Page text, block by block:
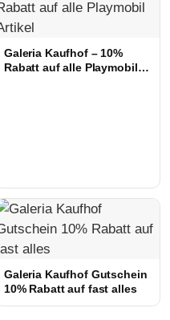
Galeria Kaufhof – 10%
Rabatt auf alle Playmobil
Galeria Kaufhof Gutschein
10% Rabatt auf fast alles